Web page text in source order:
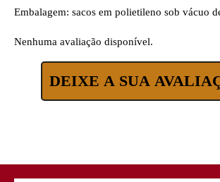
Embalagem: sacos em polietileno sob vácuo
Nenhuma avaliação disponível.
DEIXE A SUA